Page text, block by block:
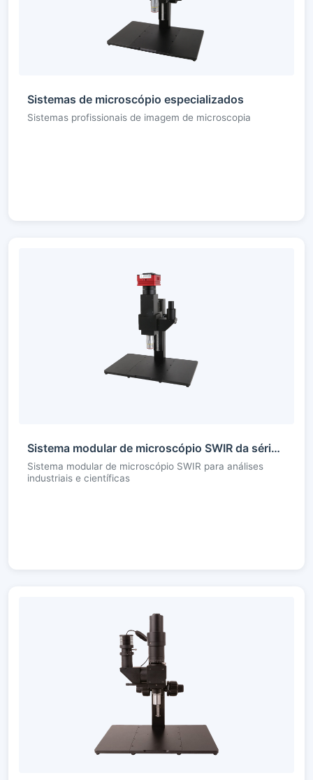
Sistemas de microscópio especializados
Sistemas profissionais de imagem de microscopia
Sistema modular de microscópio SWIR da série BSM
Sistema modular de microscópio SWIR para análises
industriais e científicas